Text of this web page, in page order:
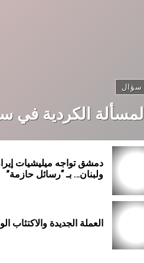
سؤال
المسألة الكردية في
دمشق تواجه ميليشيات
ولبنان… بـ “رسائل حازمة”
العملة الجديدة والاكتئاب